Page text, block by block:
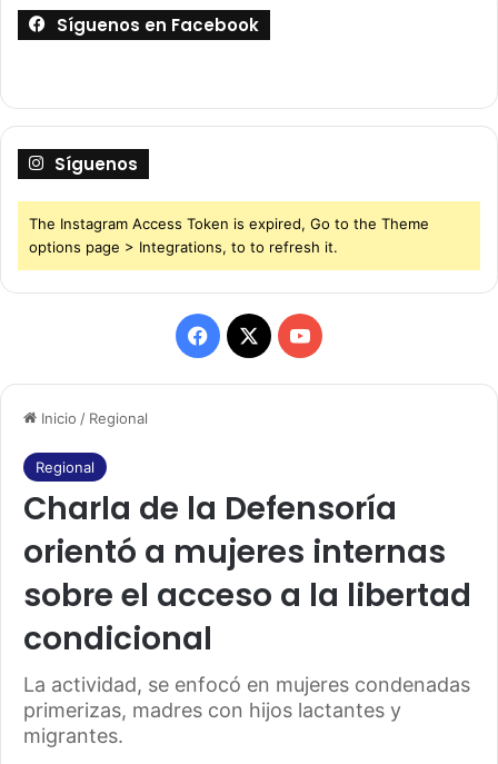
Inicio / Regional
Regional
Charla de la Defensoría
orientó a mujeres internas
sobre el acceso a la libertad
condicional
La actividad, se enfocó en mujeres condenadas
primerizas, madres con hijos lactantes y
migrantes.
Síguenos en Facebook
Síguenos
The Instagram Access Token is expired, Go to the Theme
options page > Integrations, to to refresh it.
F
a
b
o
o
k
X
Y
o
u
b
e